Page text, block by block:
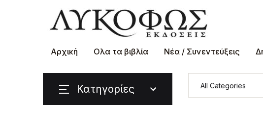
Αρχική Ολα τα βιβλία Νέα / Συνεντεύξεις
Κατηγορίες